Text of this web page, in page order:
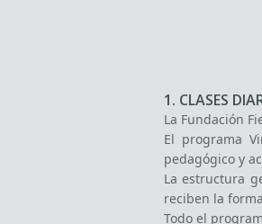
La Fundación
reciben la
Todo el
2.
Desde 2019, la